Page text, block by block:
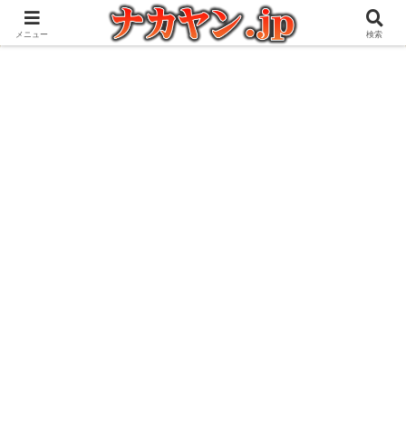
アウトドアとガジェット好きな管理人の愉快な日々を綴るブログ
メニュー 検索